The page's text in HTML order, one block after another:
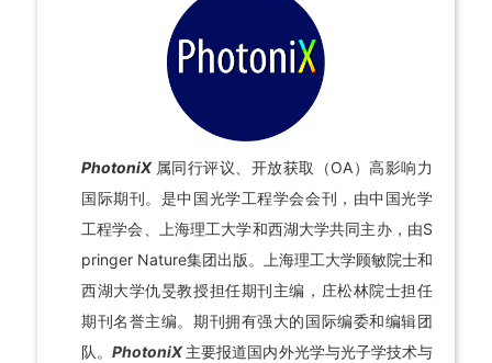
PhotoniX 属同行评议、开放获取（OA）高影响力
国际期刊。是中国光学工程学会会刊，由中国光学
工程学会、上海理工大学和西湖大学共同主办，由S
pringer Nature集团出版。上海理工大学顾敏院士和
西湖大学仇旻教授担任期刊主编，庄松林院士担任
期刊名誉主编。期刊拥有强大的国际编委和编辑团
队。PhotoniX 主要报道国内外光学与光子学技术与